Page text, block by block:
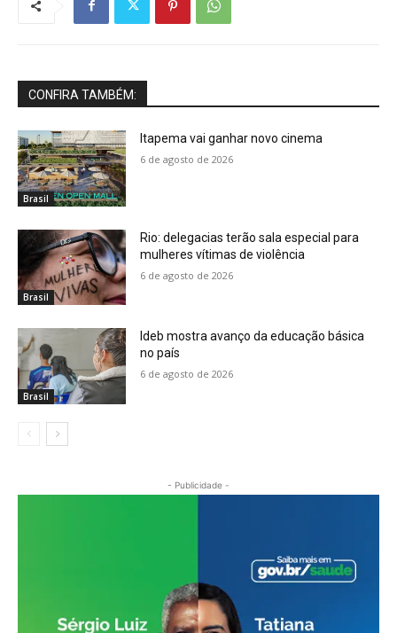
CONFIRA TAMBÉM:
Brasil
Itapema vai ganhar novo cinema
6 de agosto de 2026
Brasil
Rio: delegacias terão sala especial para
mulheres vítimas de violência
6 de agosto de 2026
Brasil
Ideb mostra avanço da educação básica
no país
6 de agosto de 2026
- Publicidade -